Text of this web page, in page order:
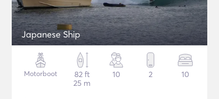
Japanese Ship
Motorboot
82 ft
25 m
10 2 10